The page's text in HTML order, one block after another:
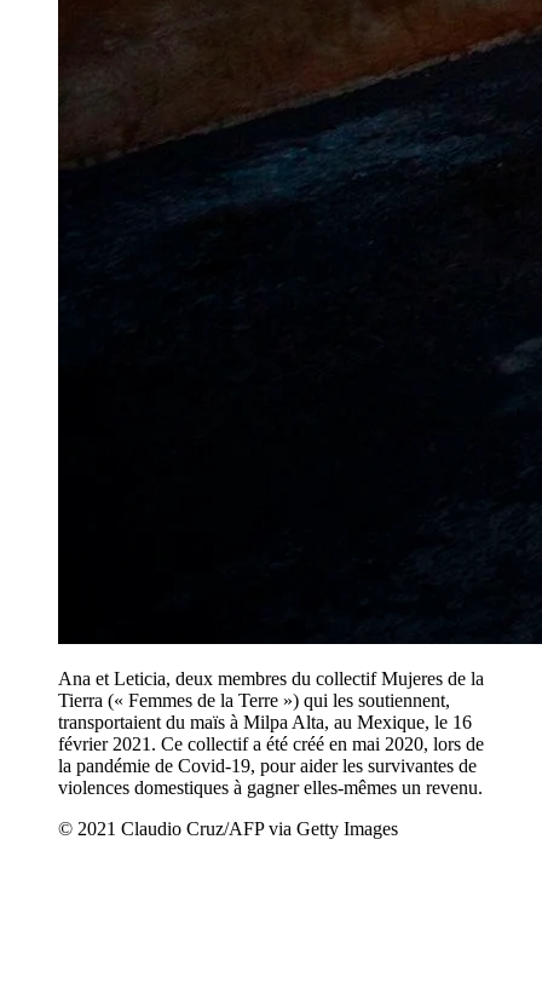
Ana et Leticia, deux membres du collectif Mujeres de la
Tierra (« Femmes de la Terre ») qui les soutiennent,
transportaient du maïs à Milpa Alta, au Mexique, le 16
février 2021. Ce collectif a été créé en mai 2020, lors de
la pandémie de Covid-19, pour aider les survivantes de
violences domestiques à gagner elles-mêmes un revenu.
© 2021 Claudio Cruz/AFP via Getty Images